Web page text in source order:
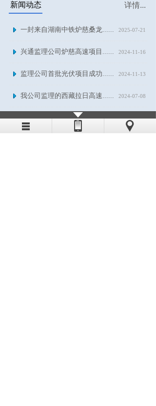
详情...
新闻动态
一封来自湖南中铁炉慈桑龙...... 2025-07-21
兴通监理公司炉慈高速项目...... 2024-11-16
监理公司首批光伏项目成功...... 2024-11-13
我公司监理的西藏拉日高速...... 2024-07-08
经乌高速盛大通车，西拉沐...... 2024-06-19